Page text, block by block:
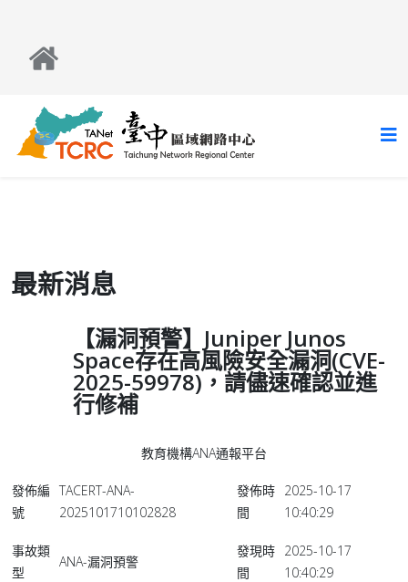
最新消息
【漏洞預警】Juniper Junos
Space存在高風險安全漏洞(CVE-
2025-59978)，請儘速確認並進
行修補
教育機構ANA通報平台
發佈編
號
TACERT-ANA-
2025101710102828
發佈時
間
2025-10-17
10:40:29
事故類
型
ANA-漏洞預警
發現時
間
2025-10-17
10:40:29